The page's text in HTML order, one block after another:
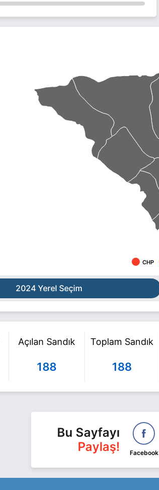
CHP
2024 Yerel Seçim
Açılan Sandık
188
Toplam Sandık
188
Bu Sayfayı
Paylaş!
Facebook